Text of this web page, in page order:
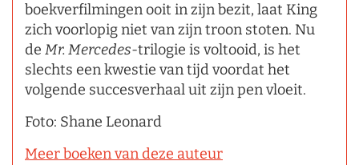
boekverfilmingen ooit in zijn bezit, laat King
zich voorlopig niet van zijn troon stoten. Nu
de Mr. Mercedes­-trilogie is voltooid, is het
slechts een kwestie van tijd voordat het
volgende succesverhaal uit zijn pen vloeit.
Foto: Shane Leonard
Meer boeken van deze auteur